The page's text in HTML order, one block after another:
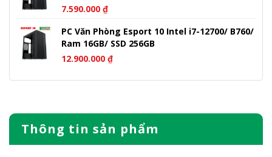
Thông tin sản phẩm
7.590.000 ₫
PC Văn Phòng Esport 10 Intel i7-12700/ B760/
Ram 16GB/ SSD 256GB
12.900.000 ₫